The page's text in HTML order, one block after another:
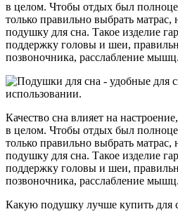
в целом. Чтобы отдых был
только правильно выбрать
подушку для сна. Такое изделие
поддержку головы и шеи,
позвоночника, расслабление мышц.
Качество сна влияет на
в целом. Чтобы отдых был
только правильно выбрать
подушку для сна. Такое изделие
поддержку головы и шеи,
позвоночника, расслабление мышц.
Какую подушку лучше купить для